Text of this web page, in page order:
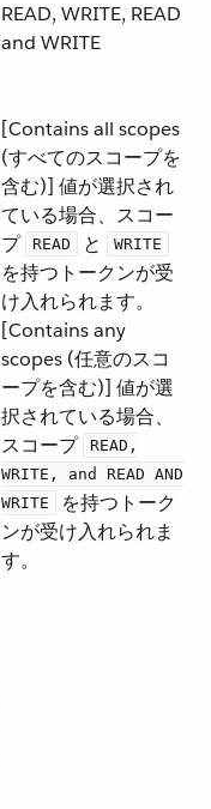
READ, WRITE, READ
and WRITE
[Contains all scopes
(すべてのスコープを
含む)] 値が選択され
ている場合、スコー
プ ​
READ ​ と ​ WRITE
を持つトークンが受
け入れられます。
[Contains any
scopes (任意のスコ
ープを含む)] 値が選
択されている場合、
スコープ ​
READ,
WRITE, and READ AND
WRITE
​ を持つトーク
ンが受け入れられま
す。